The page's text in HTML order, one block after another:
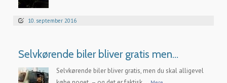
10. september 2016
Selvkørende biler bliver gratis men…
Selvkørende biler bliver gratis, men du skal alligevel